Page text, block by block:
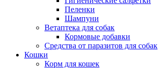
Пеленки
Шампуни
Ветаптека для собак
Кормовые добавки
Средства от паразитов для собак
Кошки
Корм для кошек